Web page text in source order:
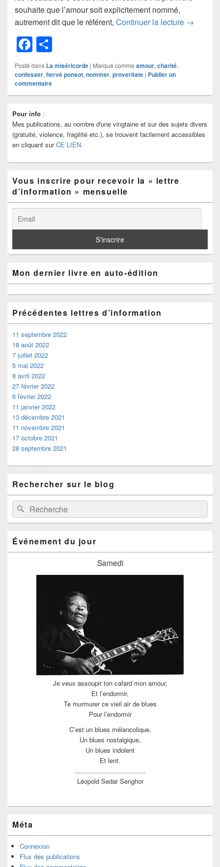
souhaite que l’amour soit explicitement nommé,
autrement dit que le référent, Continuer la lecture Nommer
→
F
a
c
e
b
o
o
k
ar
ta
g
Posté dans La miséricorde | Marqué comme amour, charité,
confesser, hervé ponsot, nommer, proveritate | Publier un
commentaire
principale
de
widget
pour
barre
Pour info :
Mes publications, au nombre d'une vingtaine et sur des sujets divers
(gratuité, violence, fragilité etc.), se trouvent facilement accessibles
en cliquant surCE LIEN.
Vous inscrire pour recevoir la « lettre
d’information » mensuelle
Mon dernier livre en auto-édition
Précédentes lettres d’information
11 septembre 2022
18 août 2022
7 juillet 2022
5 mai 2022
8 avril 2022
27 février 2022
6 février 2022
11 janvier 2022
13 décembre 2021
11 novembre 2021
17 octobre 2021
28 septembre 2021
Rechercher sur le blog
Recherche :Rechercher
Événement du jour
Samedi
Je veux assoupir ton cafard mon amour,
Et l’endormir,
Te murmurer ce vieil air de blues
Pour l’endormir
C’est un blues mélancolique,
Un blues nostalgique,
Un blues indolent
Et lent.
....................................
Léopold Sedar Senghor
Méta
Connexion
Flux des publications